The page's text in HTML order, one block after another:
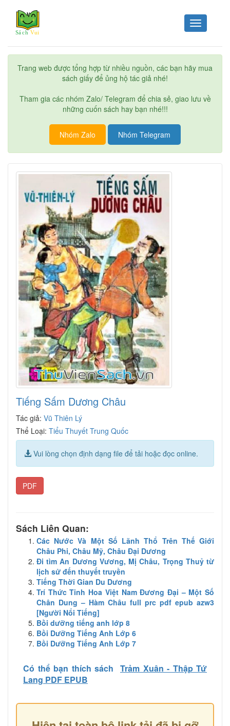
Toggle
navigation
Trang web được tổng hợp từ nhiều nguồn, các bạn hãy mua
sách giấy để ủng hộ tác giả nhé!
Tham gia các nhóm Zalo/ Telegram để chia sẻ, giao lưu về
những cuốn sách hay bạn nhé!!!
Nhóm Zalo Nhóm Telegram
Tiếng Sấm Dương Châu
Tác giả: Vũ Thiên Lý
Thể Loại: Tiểu Thuyết Trung Quốc
Vui lòng chọn định dạng file để tải hoặc đọc online.
PDF
Sách Liên Quan:
Các Nước Và Một Số Lãnh Thổ Trên Thế Giới
Châu Phi, Châu Mỹ, Châu Đại Dương
Đi tìm An Dương Vương, Mị Châu, Trọng Thuỷ từ
lịch sử đến thuyết truyền
Tiếng Thời Gian Du Dương
Trí Thức Tinh Hoa Việt Nam Đương Đại – Một Số
Chân Dung – Hàm Châu full prc pdf epub azw3
[Người Nổi Tiếng]
Bồi dưỡng tiếng anh lớp 8
Bồi Dưỡng Tiếng Anh Lớp 6
Bồi Dưỡng Tiếng Anh Lớp 7
Có thể bạn thích sách
Trảm Xuân - Thập Tứ
Lang PDF EPUB